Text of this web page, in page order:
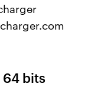
64 bits